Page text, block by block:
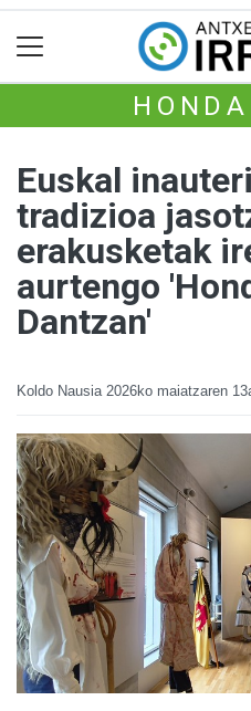
Euskal
tradizioa
erakusketak
aurtengo
Dantzan'
Koldo Nausia 2026ko maiatzaren